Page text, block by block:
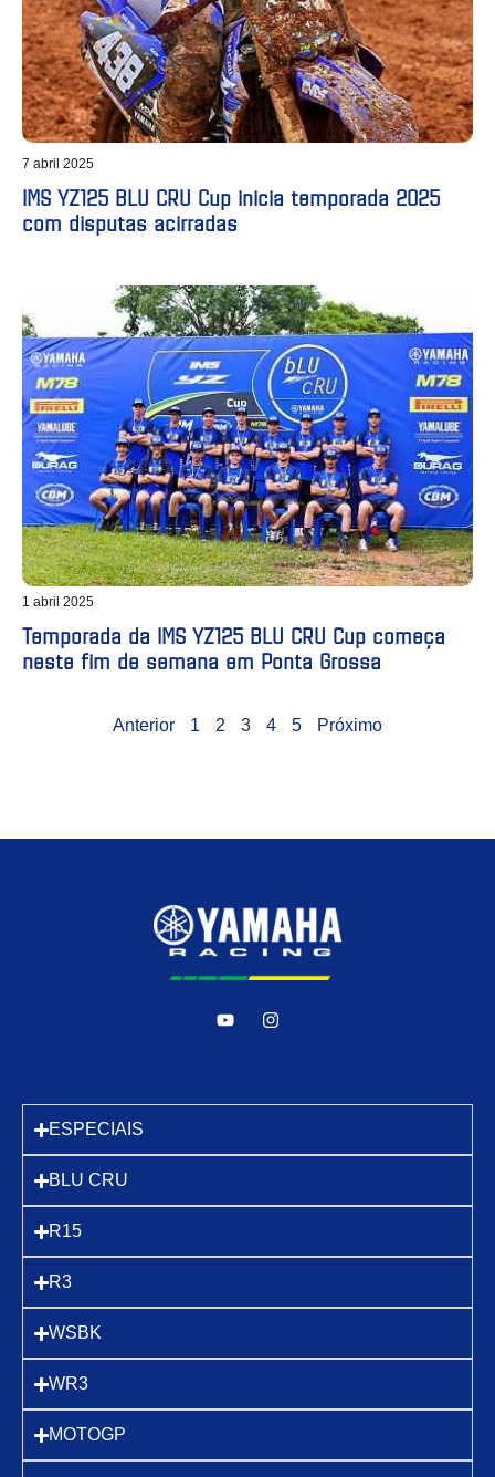
7 abril 2025
IMS YZ125 BLU CRU Cup inicia temporada 2025
com disputas acirradas
1 abril 2025
Temporada da IMS YZ125 BLU CRU Cup começa
neste fim de semana em Ponta Grossa
Anterior 1 2 3 4 5 Próximo
ESPECIAIS
BLU CRU
R15
R3
WSBK
WR3
MOTOGP